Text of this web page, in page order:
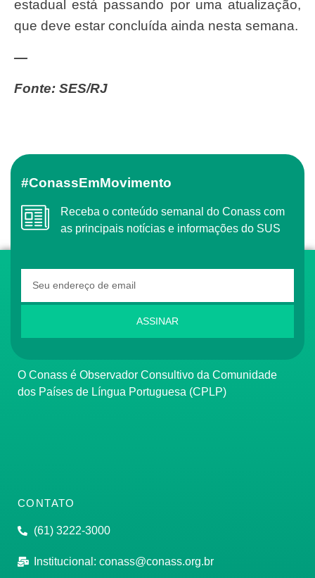
estadual está passando por uma atualização,
que deve estar concluída ainda nesta semana.
—
Fonte: SES/RJ
#ConassEmMovimento
Receba o conteúdo semanal do Conass com
as principais notícias e informações do SUS
ASSINAR
O Conass é Observador Consultivo da Comunidade
dos Países de Língua Portuguesa (CPLP)
CONTATO
(61) 3222-3000
Institucional: conass@conass.org.br